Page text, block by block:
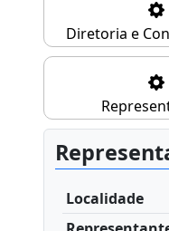
Diretoria e
Localidade